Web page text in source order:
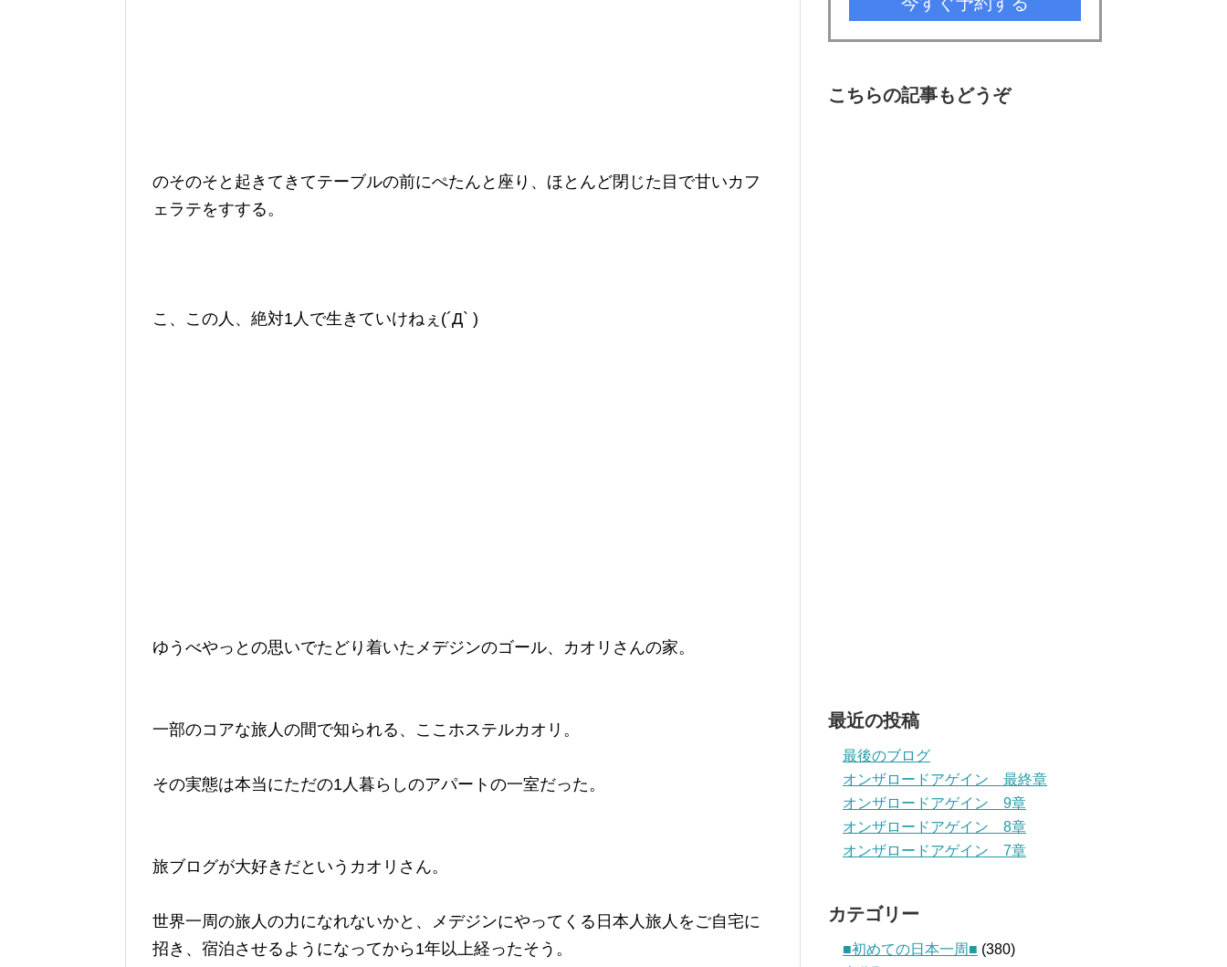
のそのそと起きてきてテーブルの前にぺたんと座り、ほとんど閉じた目で甘いカフ
ェラテをすする。
こ、この人、絶対1人で生きていけねぇ(´Д` )
ゆうべやっとの思いでたどり着いたメデジンのゴール、カオリさんの家。
一部のコアな旅人の間で知られる、ここホステルカオリ。
その実態は本当にただの1人暮らしのアパートの一室だった。
旅ブログが大好きだというカオリさん。
世界一周の旅人の力になれないかと、メデジンにやってくる日本人旅人をご自宅に
招き、宿泊させるようになってから1年以上経ったそう。
こちらの記事もどうぞ
最近の投稿
最後のブログ
オンザロードアゲイン 最終章
オンザロードアゲイン 9章
オンザロードアゲイン 8章
オンザロードアゲイン 7章
カテゴリー
■初めての日本一周■ (380)